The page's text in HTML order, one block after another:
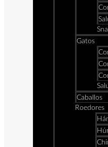
Gatos
Caballos
Roedores